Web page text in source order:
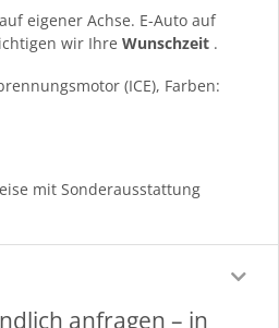
eigener Achse. E-Auto auf
wir Ihre Wunschzeit .
(ICE), Farben:
mit Sonderausstattung
anfragen – in